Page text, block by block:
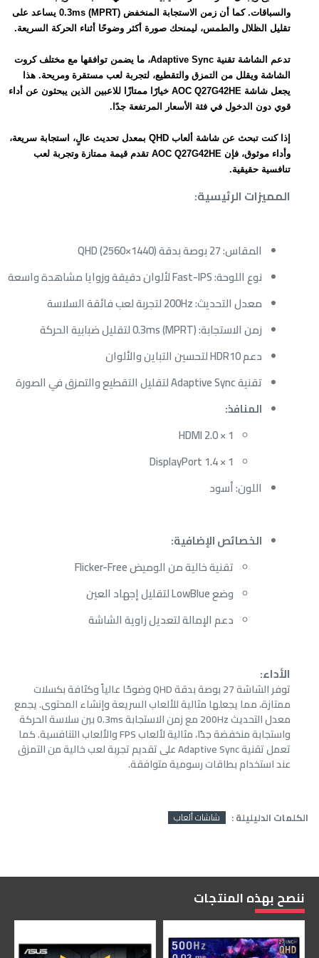
والسباقات. كما أن زمن الاستجابة المنخفض 0.3ms (MPRT) يساعد على
تقليل الظلال والطمس، ليمنحك صورة أكثر وضوحًا أثناء الحركة السريعة.
تدعم الشاشة تقنية Adaptive Sync، ما يضمن توافقها مع مختلف كروت
الشاشة ويقلل من التمزق والتقطيع، لتجربة لعب مستقرة ومريحة. هذا
يجعل شاشة AOC Q27G42HE خيارًا ممتازًا للاعبين الذين يبحثون عن أداء
قوي دون الدخول في فئة الأسعار المرتفعة جدًا.
إذا كنت تبحث عن شاشة ألعاب QHD بمعدل تحديث عالٍ، استجابة سريعة،
وأداء موثوق، فإن AOC Q27G42HE تقدم قيمة ممتازة وتجربة لعب
تنافسية حقيقية.
المميزات الرئيسية:
المقاس: 27 بوصة بدقة QHD (2560×1440)
نوع اللوحة: Fast-IPS لألوان دقيقة وزوايا مشاهدة واسعة
معدل التحديث: 200Hz لتجربة لعب فائقة السلاسة
زمن الاستجابة: 0.3ms (MPRT) لتقليل ضبابية الحركة
دعم HDR10 لتحسين التباين والألوان
تقنية Adaptive Sync لتقليل التقطيع والتمزق في الصورة
المنافذ:
1 × HDMI 2.0
1 × DisplayPort 1.4
اللون: أسود
الخصائص الإضافية:
تقنية خالية من الوميض Flicker-Free
وضع LowBlue لتقليل إجهاد العين
دعم الإمالة لتعديل زاوية الشاشة
الأداء:
توفر الشاشة 27 بوصة بدقة QHD وضوحًا عالياً وكثافة بكسلات
ممتازة، مما يجعلها مثالية للألعاب السريعة وإنشاء المحتوى. يجمع
معدل التحديث 200Hz مع زمن الاستجابة 0.3ms بين سلاسة الحركة
واستجابة منخفضة جدًا، مثالية لألعاب FPS والألعاب التنافسية. كما
تعمل تقنية Adaptive Sync على تقديم تجربة لعب خالية من التمزق
عند استخدام بطاقات رسومية متوافقة.
الكلمات الدليليلة : شاشات ألعاب
ننصح بهذه المنتجات